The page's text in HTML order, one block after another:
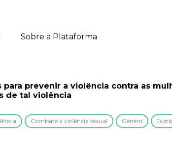
Sobre a Plataforma
prevenir a violência contra as
de tal violência
Combate à violência sexual Gênero